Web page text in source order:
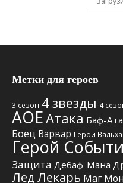
Метки для героев
3 сезон 4 звезды 4
АОЕАтака Баф-
Боец Варвар Герои
Герой
Защита Дебаф-Мана
ЛедЛекарь Маг